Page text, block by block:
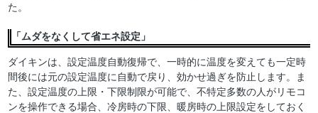
た。
「ムダをなくして省エネ設定」
ダイキンは、設定温度自動復帰で、一時的に温度を変えても一定時
間後には元の設定温度に自動で戻り、効かせ過ぎを防止します。ま
た、設定温度の上限・下限制限が可能で、不特定多数の人がリモコ
ンを操作できる場合、冷房時の下限、暖房時の上限設定をしておく